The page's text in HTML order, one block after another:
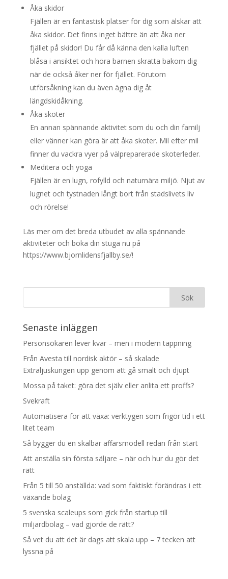
Åka skidor
Fjällen är en fantastisk platser för dig som älskar att
åka skidor. Det finns inget bättre än att åka ner
fjället på skidor! Du får då känna den kalla luften
blåsa i ansiktet och höra barnen skratta bakom dig
när de också åker ner för fjället. Förutom
utförsåkning kan du även ägna dig åt
längdskidåkning.
Åka skoter
En annan spännande aktivitet som du och din familj
eller vänner kan göra är att åka skoter. Mil efter mil
finner du vackra vyer på välpreparerade skoterleder.
Meditera och yoga
Fjällen är en lugn, rofylld och naturnära miljö. Njut av
lugnet och tystnaden långt bort från stadslivets liv
och rörelse!
Läs mer om det breda utbudet av alla spännande
aktiviteter och boka din stuga nu på
https://www.bjornlidensfjallby.se/!
Senaste inläggen
Personsökaren lever kvar – men i modern tappning
Från Avesta till nordisk aktör – så skalade
Extraljuskungen upp genom att gå smalt och djupt
Mossa på taket: göra det själv eller anlita ett proffs?
Svekraft
Automatisera för att växa: verktygen som frigör tid i ett
litet team
Så bygger du en skalbar affärsmodell redan från start
Att anställa sin första säljare – när och hur du gör det
rätt
Från 5 till 50 anställda: vad som faktiskt förändras i ett
växande bolag
5 svenska scaleups som gick från startup till
miljardbolag – vad gjorde de rätt?
Så vet du att det är dags att skala upp – 7 tecken att
lyssna på